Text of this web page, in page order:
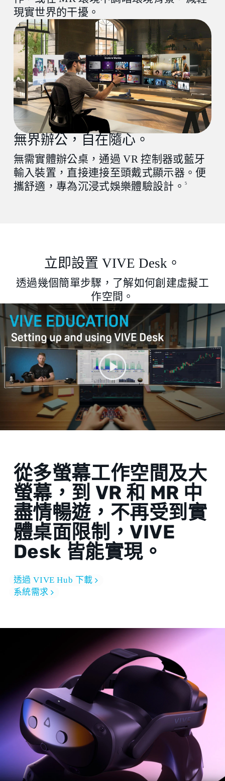
現實世界的干擾。
無界辦公，自在隨心。
無需實體辦公桌，通過 VR 控制器或藍牙
輸入裝置，直接連接至頭戴式顯示器。便
攜舒適，專為沉浸式娛樂體驗設計。5
立即設置 VIVE Desk。
透過幾個簡單步驟，了解如何創建虛擬工
作空間。
從多螢幕工作空間及大
螢幕，到 VR 和 MR 中
盡情暢遊，不再受到實
體桌面限制，VIVE
Desk 皆能實現。
透過 VIVE Hub 下載
系統需求
晶片
Apple M1 晶片或更高版本
作業系統
macOS Sonoma 14 或更新版本
連接埠
1 個 Thunderbolt 3/USB 3.0 連接埠或更高版
本
其他
無線路由器
（適用於無線串流）
傳輸線。
同時，我們強烈建議您使用 VIVE 影音串流
線（適用 DisplayPort 模式）4，以取得最佳效
能。